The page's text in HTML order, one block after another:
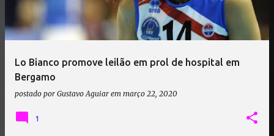
Lo Bianco promove leilão em prol de hospital em
Bergamo
postado por Gustavo Aguiar em março 22, 2020
1